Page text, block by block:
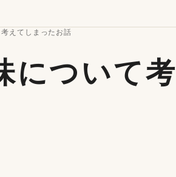
えてしまったお話
について考